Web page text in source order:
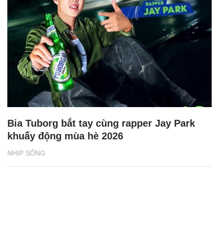
NHỊP SỐNG
Bia Tuborg bắt tay cùng rapper Jay Park
khuấy động mùa hè 2026